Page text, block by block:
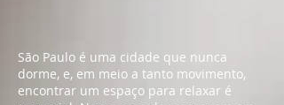
São Paulo é uma cidade que nunca
dorme, e, em meio a tanto movimento,
encontrar um espaço para relaxar é